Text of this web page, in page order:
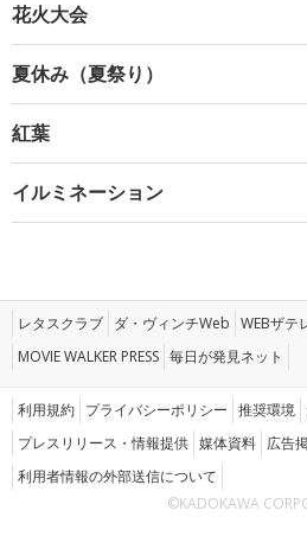
花火大会
夏休み（夏祭り）
紅葉
イルミネーション
レタスクラブ ダ・ヴィンチWeb WEBザテ
MOVIE WALKER PRESS 毎日が発見ネット
利用規約 プライバシーポリシー 推奨環境
プレスリリース・情報提供 媒体資料 広告
利用者情報の外部送信について
©KADOKAWA